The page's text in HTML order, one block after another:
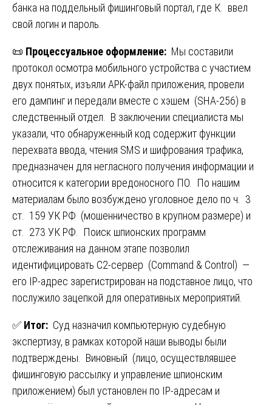
банка на поддельный фишинговый портал, где К. ввел
свой логин и пароль.
📜 Процессуальное оформление: Мы составили
протокол осмотра мобильного устройства с участием
двух понятых, изъяли APK-файл приложения, провели
его дампинг и передали вместе с хэшем (SHA-256) в
следственный отдел. В заключении специалиста мы
указали, что обнаруженный код содержит функции
перехвата ввода, чтения SMS и шифрования трафика,
предназначен для негласного получения информации и
относится к категории вредоносного ПО. По нашим
материалам было возбуждено уголовное дело по ч. 3
ст. 159 УК РФ (мошенничество в крупном размере) и
ст. 273 УК РФ. Поиск шпионских программ
отслеживания на данном этапе позволил
идентифицировать C2-сервер (Command & Control) —
его IP-адрес зарегистрирован на подставное лицо, что
послужило зацепкой для оперативных мероприятий.
✅ Итог: Суд назначил компьютерную судебную
экспертизу, в рамках которой наши выводы были
подтверждены. Виновный (лицо, осуществлявшее
фишинговую рассылку и управление шпионским
приложением) был установлен по IP-адресам и